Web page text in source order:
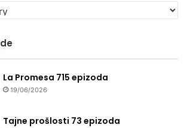
La Promesa 715 epizoda
19/06/2026
Tajne prošlosti 73 epizoda